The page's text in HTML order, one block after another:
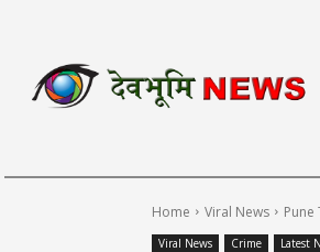
Home Viral News Pune
Viral News Crime Latest